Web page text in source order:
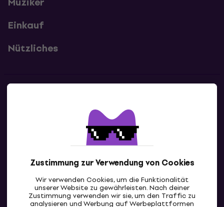
Zustimmung zur Verwendung von Cookies
Wir verwenden Cookies, um die Funktionalität
unserer Website zu gewährleisten. Nach deiner
Zustimmung verwenden wir sie, um den Traffic zu
analysieren und Werbung auf Werbeplattformen
Einkauf
Nützliches
Kontaktiere uns